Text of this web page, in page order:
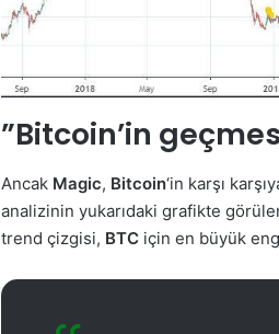
”Bitcoin’in
Ancak Magic, Bitcoin‘in karşı
analizinin yukarıdaki grafikte
trend çizgisi, BTC için en büyük